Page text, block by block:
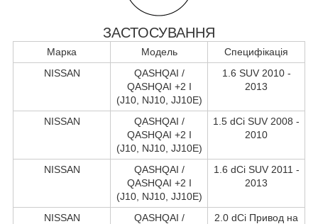
ЗАСТОСУВАННЯ
Марка Модель
Специфікація
NISSAN
QASHQAI /
QASHQAI +2 I
(J10, NJ10, JJ10E)
1.6 SUV 2010 -
2013
NISSAN
QASHQAI /
QASHQAI +2 I
(J10, NJ10, JJ10E)
1.5 dCi SUV 2008 -
2010
NISSAN
QASHQAI /
QASHQAI +2 I
(J10, NJ10, JJ10E)
1.6 dCi SUV 2011 -
2013
NISSAN
QASHQAI /
2.0 dCi Привод на